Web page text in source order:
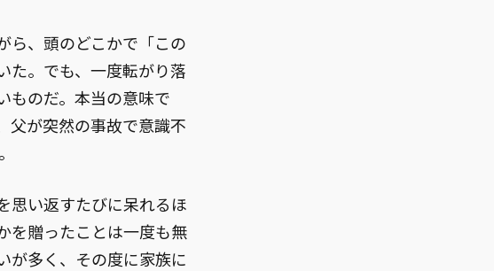
ら、頭のどこかで「この
た。でも、一度転がり落
ものだ。本当の意味で
父が突然の事故で意識不
思い返すたびに呆れるほ
を贈ったことは一度も無
が多く、その度に家族に